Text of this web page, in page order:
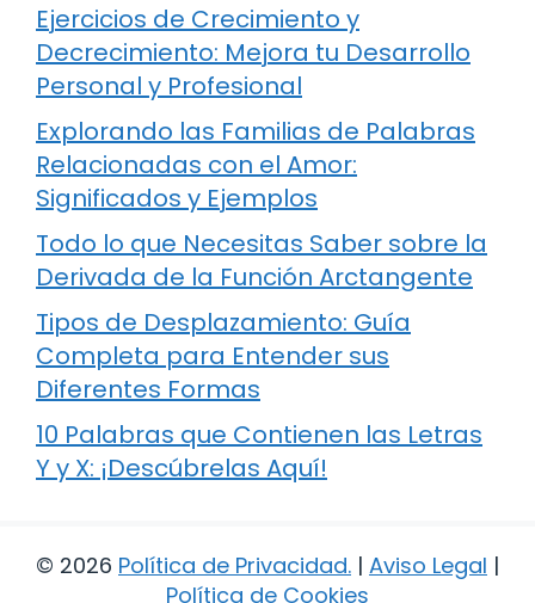
Ejercicios de Crecimiento y
Decrecimiento: Mejora tu Desarrollo
Personal y Profesional
Explorando las Familias de Palabras
Relacionadas con el Amor:
Significados y Ejemplos
Todo lo que Necesitas Saber sobre la
Derivada de la Función Arctangente
Tipos de Desplazamiento: Guía
Completa para Entender sus
Diferentes Formas
10 Palabras que Contienen las Letras
Y y X: ¡Descúbrelas Aquí!
© 2026 Política de Privacidad. | Aviso Legal |
Política de Cookies